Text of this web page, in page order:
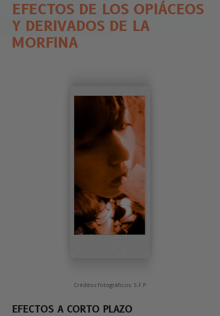
EFECTOS DE LOS OPIÁCEOS
Y DERIVADOS DE LA
MORFINA
Créditos fotográficos: S.F.P
EFECTOS A CORTO PLAZO